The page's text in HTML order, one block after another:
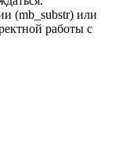
(mb_substr) или
работы с